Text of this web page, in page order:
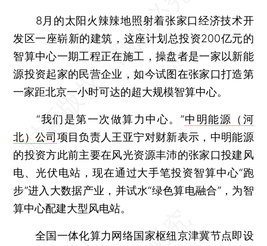
8月的太阳火辣辣地照射着张家口经济技术开
发区一座崭新的建筑，这座计划总投资200亿元的
智算中心一期工程正在施工，操盘者是一家以新能
源投资起家的民营企业，如今试图在张家口打造第
一家距北京一小时可达的超大规模智算中心。
“我们是第一次做算力中心。”中明能源（河
北）公司项目负责人王亚宁对财新表示，中明能源
的投资方此前主要在风光资源丰沛的张家口投建风
电、光伏电站，现在通过大手笔投资智算中心“跑
步”进入大数据产业，并试水“绿色算电融合”，为智
算中心配建大型风电站。
全国一体化算力网络国家枢纽京津冀节点即设